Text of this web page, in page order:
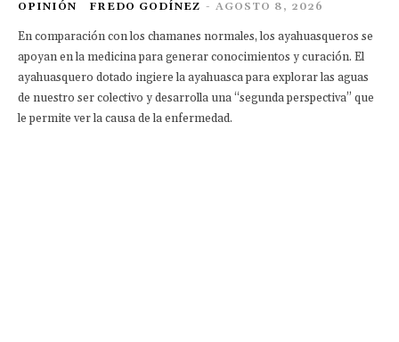
OPINIÓN FREDO GODÍNEZ - AGOSTO 8, 2026
En comparación con los chamanes normales, los ayahuasqueros se
apoyan en la medicina para generar conocimientos y curación. El
ayahuasquero dotado ingiere la ayahuasca para explorar las aguas
de nuestro ser colectivo y desarrolla una “segunda perspectiva” que
le permite ver la causa de la enfermedad.